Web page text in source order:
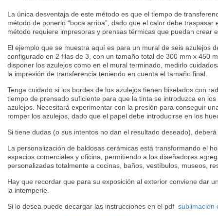
La única desventaja de este método es que el tiempo de
método de ponerlo “boca arriba”, dado que el calor debe traspasar
método requiere impresoras y prensas térmicas que puedan crear
El ejemplo que se muestra aquí es para un mural de seis azulejos
configurado en 2 filas de 3, con un tamaño total de 300 mm x 450
disponer los azulejos como en el mural terminado, medirlo
la impresión de transferencia teniendo en cuenta el tamaño final.
Tenga cuidado si los bordes de los azulejos tienen biselados con
tiempo de prensado suficiente para que la tinta se introduzca en
azulejos. Necesitará experimentar con la presión para conseguir
romper los azulejos, dado que el papel debe introducirse en los
Si tiene dudas (o sus intentos no dan el resultado deseado),
La personalización de baldosas cerámicas está transformando el
espacios comerciales y oficina, permitiendo a los diseñadores
personalizadas totalmente a cocinas, baños, vestíbulos, museos,
Hay que recordar que para su exposición al exterior conviene dar
la intemperie.
Si lo desea puede decargar las instrucciones en el pdf sublimación